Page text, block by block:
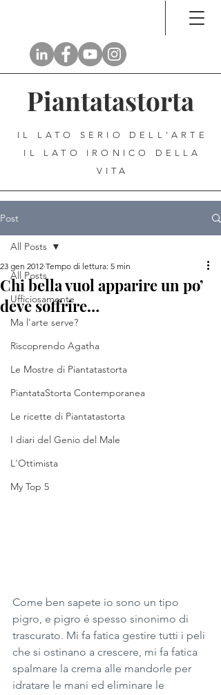
Piantatastorta
IL LATO SERIO DELL'ARTE
IL LATO IRONICO DELLA
VITA
Post
All Posts
Ufficiosamente
Ma l'arte serve?
Riscoprendo Agatha
Le Mostre di Piantatastorta
PiantataStorta Contemporanea
Le ricette di Piantatastorta
I diari del Genio del Male
L'Ottimista
My Top 5
All Posts
Chi bella vuol apparire un po’
deve soffrire…
23 gen 2012 Tempo di lettura: 5 min
Come ben sapete io sono un tipo
pigro, e pigro é spesso sinonimo di
trascurato. Mi fa fatica gestire tutti i peli
che si ostinano a crescere, mi fa fatica
spalmare la crema alle mandorle per
idratare le mani ed eliminare le